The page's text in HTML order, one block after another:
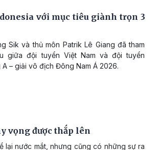
với mục tiêu giành trọn 3
Sik và thủ môn Patrik Lê Giang đã tham
giữa đội tuyển Việt Nam và đội tuyển
– giải vô địch Đông Nam Á 2026.
vọng được thắp lên
lại nước mắt, nhưng cũng có những sự ra